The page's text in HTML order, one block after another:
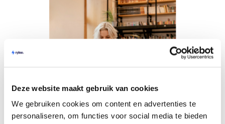
Deze website maakt gebruik van cookies
We gebruiken cookies om content en advertenties te
personaliseren, om functies voor social media te bieden